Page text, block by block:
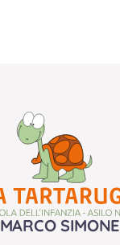
MARCO SIMONE